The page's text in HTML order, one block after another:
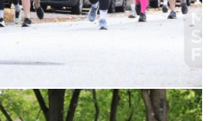
€ MERKEN